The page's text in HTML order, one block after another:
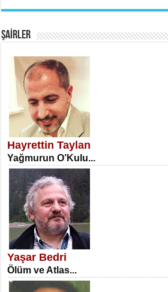
SATILMIŞ ÜMİT ÇETİNKAYA
Erkenlik...
NECLA DİLEK ARSLAN
Öğretmenler Günü Mahkemesi...
ŞAİRLER
Hayrettin Taylan
Yağmurun O’Kulu...
Yaşar Bedri
Ölüm ve Atlas...